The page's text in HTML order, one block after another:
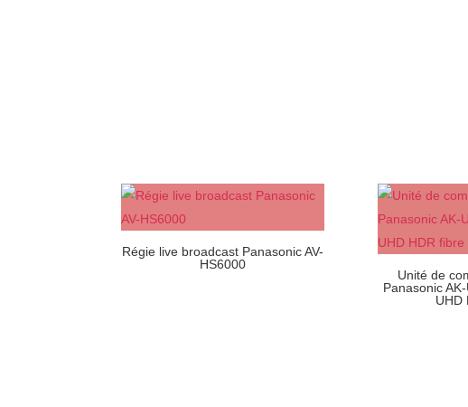
Régie live broadcast Panasonic AV-
HS6000
Unité de
Panasonic
UHD